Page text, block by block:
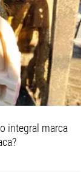
integral marca